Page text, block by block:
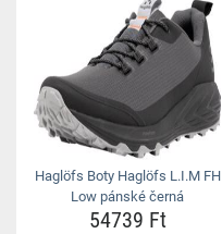
Haglöfs Boty Haglöfs L.I.M FH
Low pánské černá
54739 Ft